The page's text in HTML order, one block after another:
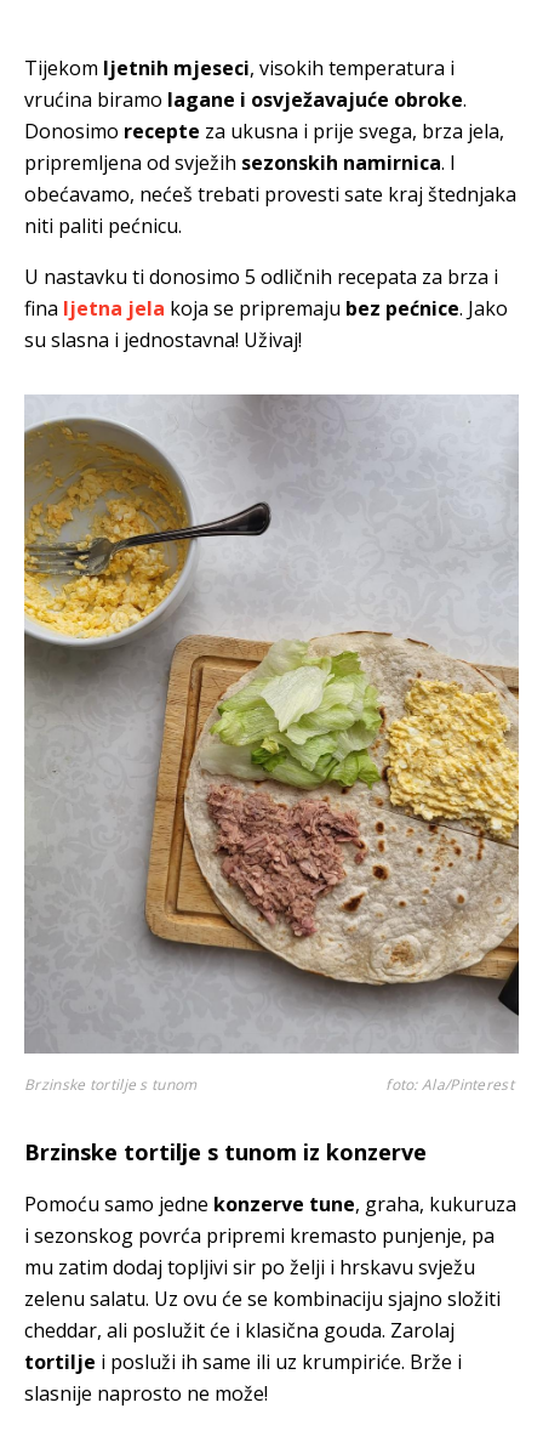
Tijekom ljetnih mjeseci, visokih temperatura i
vrućina biramo lagane i osvježavajuće obroke.
Donosimo recepte za ukusna i prije svega, brza jela,
pripremljena od svježih sezonskih namirnica. I
obećavamo, nećeš trebati provesti sate kraj štednjaka
niti paliti pećnicu.
U nastavku ti donosimo 5 odličnih recepata za brza i
fina ljetna jela koja se pripremaju bez pećnice. Jako
su slasna i jednostavna! Uživaj!
Brzinske tortilje s tunom foto: Ala/Pinterest
Brzinske tortilje s tunom iz konzerve
Pomoću samo jedne konzerve tune, graha, kukuruza
i sezonskog povrća pripremi kremasto punjenje, pa
mu zatim dodaj topljivi sir po želji i hrskavu svježu
zelenu salatu. Uz ovu će se kombinaciju sjajno složiti
cheddar, ali poslužit će i klasična gouda. Zarolaj
tortilje i posluži ih same ili uz krumpiriće. Brže i
slasnije naprosto ne može!